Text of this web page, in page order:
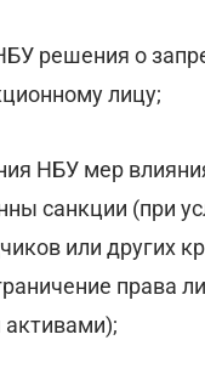
решения о
лицу;
НБУ мер
санкции (при
или других
права